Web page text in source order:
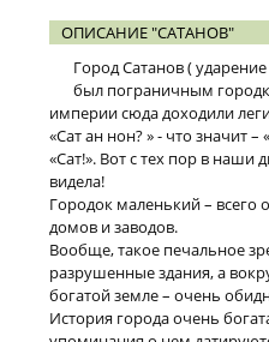
ОПИСАНИЕ "САТАНОВ"
Город Сатанов (
был пограничным
империи сюда доходили
«Сат ан нон? » - что значит
«Сат!». Вот с тех пор в
видела!
Городок маленький –
домов и заводов.
Вообще, такое печальное
разрушенные здания, а
богатой земле – очень
История города очень